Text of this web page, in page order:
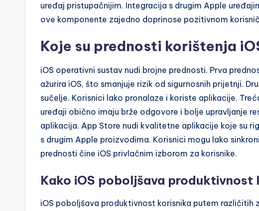
uređaj pristupačnijim. Integracija s drugim Apple
ove komponente zajedno doprinose pozitivnom
Koje su prednosti korištenja
iOS operativni sustav nudi brojne prednosti. Prva
ažurira iOS, što smanjuje rizik od sigurnosnih prijetnji.
sučelje. Korisnici lako pronalaze i koriste aplikacije.
uređaji obično imaju brže odgovore i bolje upravljanje
aplikacija. App Store nudi kvalitetne aplikacije koje su
s drugim Apple proizvodima. Korisnici mogu lako
prednosti čine iOS privlačnim izborom za korisnike.
Kako iOS poboljšava produktivnost
iOS poboljšava produktivnost korisnika putem različitih